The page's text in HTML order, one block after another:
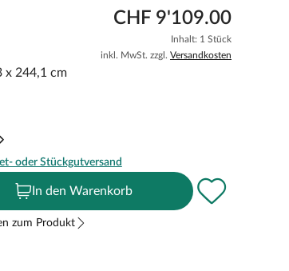
CHF 9'109.00
Inhalt: 1 Stück
inkl. MwSt. zzgl. Versandkosten
x 244,1 cm
oder Stückgutversand
In den Warenkorb
zum Produkt